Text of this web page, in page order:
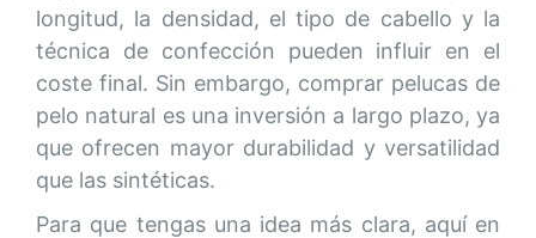
longitud, la densidad, el tipo de cabello y la
técnica de confección pueden influir en el
coste final. Sin embargo, comprar pelucas de
pelo natural es una inversión a largo plazo, ya
que ofrecen mayor durabilidad y versatilidad
que las sintéticas.
Para que tengas una idea más clara, aquí en